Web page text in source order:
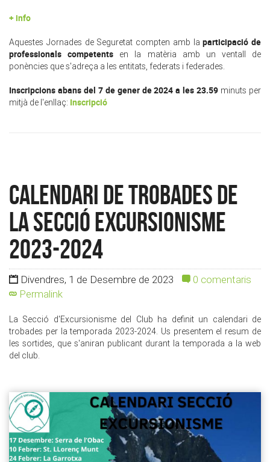
+ info
Aquestes Jornades de Seguretat compten amb la participació de
professionals competents en la matèria amb un ventall de
ponències que s'adreça a les entitats, federats i federades.
Inscripcions abans del 7 de gener de 2024 a les 23.59 minuts per
mitjà de l'enllaç: Inscripció
Calendari de Trobades de
la Secció Excursionisme
2023-2024
Divendres, 1 de Desembre de 2023
0 comentaris
Permalink
La Secció d'Excursionisme del Club ha definit un calendari de
trobades per la temporada 2023-2024. Us presentem el resum de
les sortides, que s'aniran publicant durant la temporada a la web
del club.